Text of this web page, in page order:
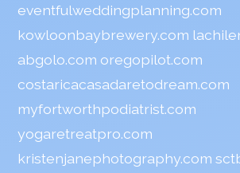
eventfulweddingplanning.com
kowloonbaybrewery.com
abgolo.com oregopilot.com
costaricacasadaretodream.com
myfortworthpodiatrist.com
yogaretreatpro.com
kristenjanephotography.com